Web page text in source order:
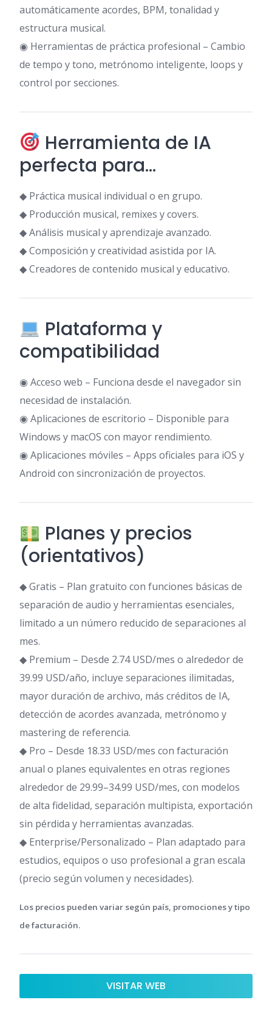
automáticamente acordes, BPM, tonalidad y
estructura musical.
◉ Herramientas de práctica profesional – Cambio
de tempo y tono, metrónomo inteligente, loops y
control por secciones.
Herramienta de IA
perfecta para…
◆ Práctica musical individual o en grupo.
◆ Producción musical, remixes y covers.
◆ Análisis musical y aprendizaje avanzado.
◆ Composición y creatividad asistida por IA.
◆ Creadores de contenido musical y educativo.
Plataforma y
compatibilidad
◉ Acceso web – Funciona desde el navegador sin
necesidad de instalación.
◉ Aplicaciones de escritorio – Disponible para
Windows y macOS con mayor rendimiento.
◉ Aplicaciones móviles – Apps oficiales para iOS y
Android con sincronización de proyectos.
Planes y precios
(orientativos)
◆ Gratis – Plan gratuito con funciones básicas de
separación de audio y herramientas esenciales,
limitado a un número reducido de separaciones al
mes.
◆ Premium – Desde 2.74 USD/mes o alrededor de
39.99 USD/año, incluye separaciones ilimitadas,
mayor duración de archivo, más créditos de IA,
detección de acordes avanzada, metrónomo y
mastering de referencia.
◆ Pro – Desde 18.33 USD/mes con facturación
anual o planes equivalentes en otras regiones
alrededor de 29.99–34.99 USD/mes, con modelos
de alta fidelidad, separación multipista, exportación
sin pérdida y herramientas avanzadas.
◆ Enterprise/Personalizado – Plan adaptado para
estudios, equipos o uso profesional a gran escala
(precio según volumen y necesidades).
Los precios pueden variar según país, promociones y tipo
de facturación.
VISITAR WEB